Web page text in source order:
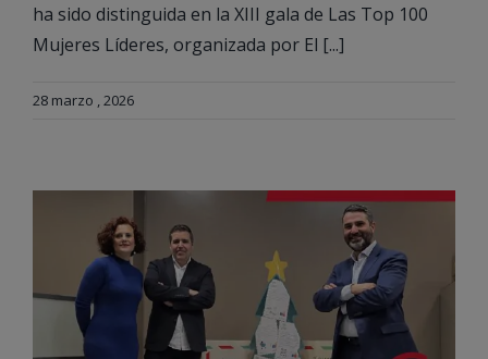
ha sido distinguida en la XIII gala de Las Top 100
Mujeres Líderes, organizada por El [...]
28 marzo , 2026